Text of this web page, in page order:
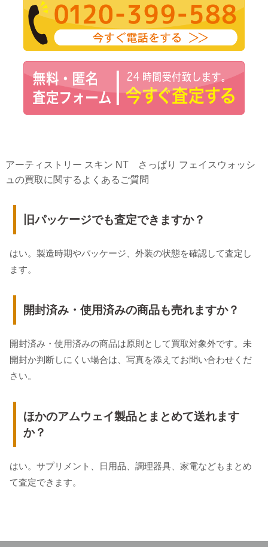
アーティストリー スキン NT さっぱり フェイスウォッシ
ュの買取に関するよくあるご質問
旧パッケージでも査定できますか？
はい。製造時期やパッケージ、外装の状態を確認して査定し
ます。
開封済み・使用済みの商品も売れますか？
開封済み・使用済みの商品は原則として買取対象外です。未
開封か判断しにくい場合は、写真を添えてお問い合わせくだ
さい。
ほかのアムウェイ製品とまとめて送れます
か？
はい。サプリメント、日用品、調理器具、家電などもまとめ
て査定できます。